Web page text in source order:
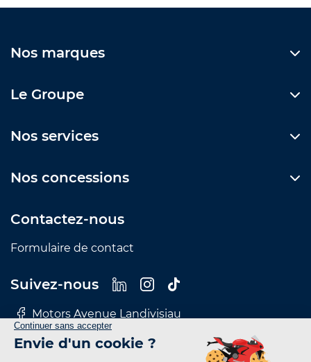
Nos marques
Le Groupe
Nos services
Nos concessions
Contactez-nous
Formulaire de contact
Suivez-nous
Motors Avenue Landivisiau
Motors Avenue Le Mans